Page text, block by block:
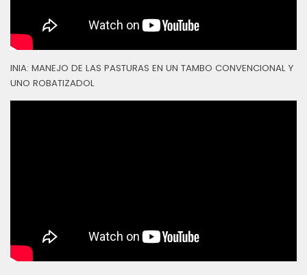
INIA: MANEJO DE LAS PASTURAS EN UN TAMBO CONVENCIONAL Y
UNO ROBATIZADOL